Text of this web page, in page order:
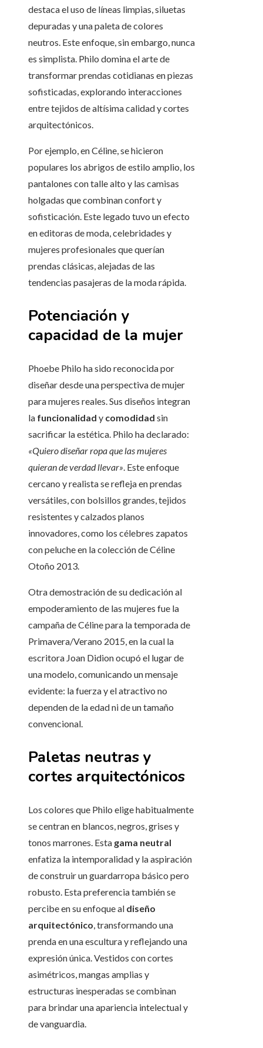
destaca el uso de líneas limpias, siluetas
depuradas y una paleta de colores
neutros. Este enfoque, sin embargo, nunca
es simplista. Philo domina el arte de
transformar prendas cotidianas en piezas
sofisticadas, explorando interacciones
entre tejidos de altísima calidad y cortes
arquitectónicos.
Por ejemplo, en Céline, se hicieron
populares los abrigos de estilo amplio, los
pantalones con talle alto y las camisas
holgadas que combinan confort y
sofisticación. Este legado tuvo un efecto
en editoras de moda, celebridades y
mujeres profesionales que querían
prendas clásicas, alejadas de las
tendencias pasajeras de la moda rápida.
Potenciación y
capacidad de la mujer
Phoebe Philo ha sido reconocida por
diseñar desde una perspectiva de mujer
para mujeres reales. Sus diseños integran
la funcionalidad y comodidad sin
sacrificar la estética. Philo ha declarado:
«Quiero diseñar ropa que las mujeres
quieran de verdad llevar». Este enfoque
cercano y realista se refleja en prendas
versátiles, con bolsillos grandes, tejidos
resistentes y calzados planos
innovadores, como los célebres zapatos
con peluche en la colección de Céline
Otoño 2013.
Otra demostración de su dedicación al
empoderamiento de las mujeres fue la
campaña de Céline para la temporada de
Primavera/Verano 2015, en la cual la
escritora Joan Didion ocupó el lugar de
una modelo, comunicando un mensaje
evidente: la fuerza y el atractivo no
dependen de la edad ni de un tamaño
convencional.
Paletas neutras y
cortes arquitectónicos
Los colores que Philo elige habitualmente
se centran en blancos, negros, grises y
tonos marrones. Esta gama neutral
enfatiza la intemporalidad y la aspiración
de construir un guardarropa básico pero
robusto. Esta preferencia también se
percibe en su enfoque al diseño
arquitectónico, transformando una
prenda en una escultura y reflejando una
expresión única. Vestidos con cortes
asimétricos, mangas amplias y
estructuras inesperadas se combinan
para brindar una apariencia intelectual y
de vanguardia.